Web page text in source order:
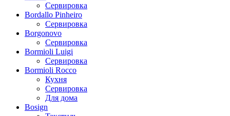
Сервировка
Bordallo Pinheiro
Сервировка
Borgonovo
Сервировка
Bormioli Luigi
Сервировка
Bormioli Rocco
Кухня
Сервировка
Для дома
Bosign